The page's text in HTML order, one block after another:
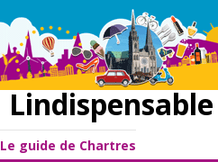
Le guide de Chartres